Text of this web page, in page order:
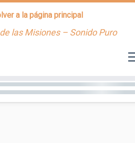
las Misiones – Sonido Puro